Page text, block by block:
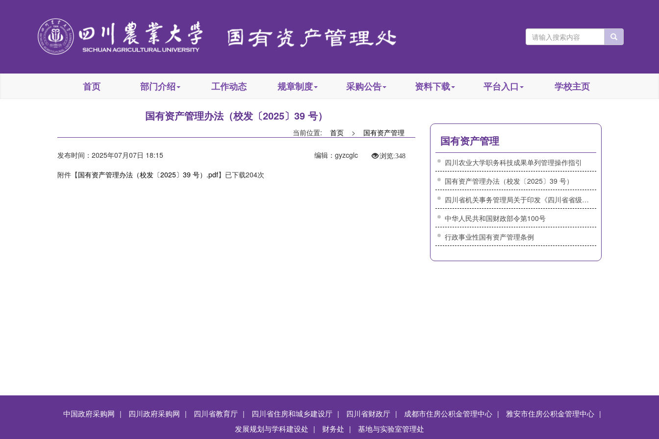
首页 部门介绍 工作动态 规章制度 采购公告 资料下载 平台入口 学校主页
国有资产管理办法（校发〔2025〕39 号）
当前位置: 首页 > 国有资产管理
发布时间：2025年07月07日 18:15 编辑：gyzcglc 浏览:348
附件【国有资产管理办法（校发〔2025〕39 号）.pdf】已下载204次
国有资产管理
四川农业大学职务科技成果单列管理操作指引
国有资产管理办法（校发〔2025〕39 号）
四川省机关事务管理局关于印发《四川省省级机关国有资产处置服务平台管理实施细则（暂行）》的通知
中华人民共和国财政部令第100号
行政事业性国有资产管理条例
中国政府采购网 | 四川政府采购网 | 四川省教育厅 | 四川省住房和城乡建设厅 | 四川省财政厅 | 成都市住房公积金管理中心 | 雅安市住房公积金管理中心 |
发展规划与学科建设处 | 财务处 | 基地与实验室管理处